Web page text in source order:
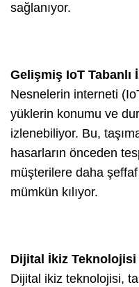
sağlanıyor.
Gelişmiş IoT Tabanlı
Nesnelerin interneti
yüklerin konumu ve
izlenebiliyor. Bu,
hasarların önceden
müşterilere daha
mümkün kılıyor.
Dijital İkiz
Dijital ikiz teknolojisi,